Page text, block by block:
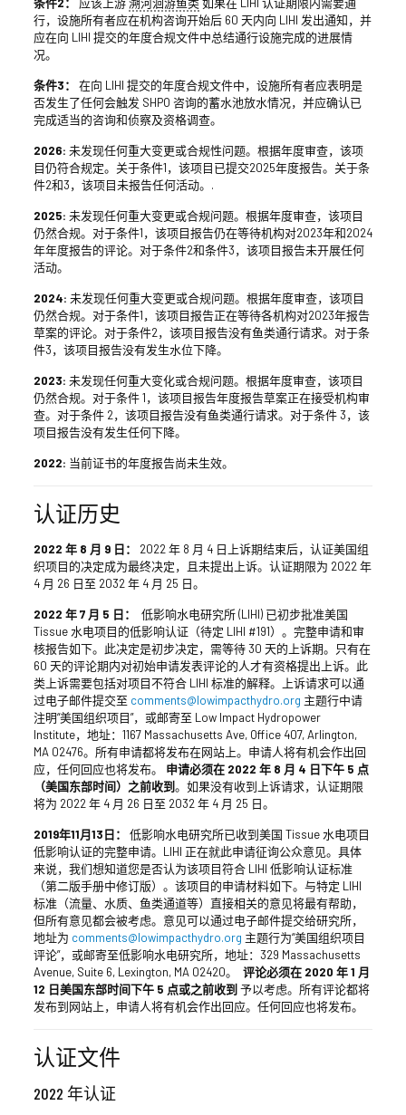
行，设施所有者应在机构咨询开始后 60 天内向 LIHI 发出通知，并
应在向 LIHI 提交的年度合规文件中总结通行设施完成的进展情
况。
条件3：
在向 LIHI 提交的年度合规文件中，设施所有者应表明是
否发生了任何会触发 SHPO 咨询的蓄水池放水情况，并应确认已
完成适当的咨询和侦察及资格调查。
2026: 未发现任何重大变更或合规性问题。根据年度审查，该项
目仍符合规定。关于条件1，该项目已提交2025年度报告。关于条
件2和3，该项目未报告任何活动。.
2025: 未发现任何重大变更或合规问题。根据年度审查，该项目
仍然合规。对于条件1，该项目报告仍在等待机构对2023年和2024
年年度报告的评论。对于条件2和条件3，该项目报告未开展任何
活动。
2024: 未发现任何重大变更或合规问题。根据年度审查，该项目
仍然合规。对于条件1，该项目报告正在等待各机构对2023年报告
草案的评论。对于条件2，该项目报告没有鱼类通行请求。对于条
件3，该项目报告没有发生水位下降。
2023: 未发现任何重大变化或合规问题。根据年度审查，该项目
仍然合规。对于条件 1，该项目报告年度报告草案正在接受机构审
查。对于条件 2，该项目报告没有鱼类通行请求。对于条件 3，该
项目报告没有发生任何下降。
2022: 当前证书的年度报告尚未生效。
认证历史
2022 年 8 月 9 日：
2022 年 8 月 4 日上诉期结束后，认证美国组
织项目的决定成为最终决定，且未提出上诉。认证期限为 2022 年
4 月 26 日至 2032 年 4 月 25 日。
2022 年 7 月 5 日：
低影响水电研究所 (LIHI) 已初步批准美国
Tissue 水电项目的低影响认证（待定 LIHI #191）。完整申请和审
核报告如下。此决定是初步决定，需等待 30 天的上诉期。只有在
60 天的评论期内对初始申请发表评论的人才有资格提出上诉。此
类上诉需要包括对项目不符合 LIHI 标准的解释。上诉请求可以通
过电子邮件提交至 comments@lowimpacthydro.org 主题行中请
注明“美国组织项目”，或邮寄至 Low Impact Hydropower
Institute，地址：1167 Massachusetts Ave, Office 407, Arlington,
MA 02476。所有申请都将发布在网站上。申请人将有机会作出回
应，任何回应也将发布。 申请必须在 2022 年 8 月 4 日下午 5 点
（美国东部时间）之前收到。如果没有收到上诉请求，认证期限
将为 2022 年 4 月 26 日至 2032 年 4 月 25 日。
2019年11月13日： 低影响水电研究所已收到美国 Tissue 水电项目
低影响认证的完整申请。LIHI 正在就此申请征询公众意见。具体
来说，我们想知道您是否认为该项目符合 LIHI 低影响认证标准
（第二版手册中修订版）。该项目的申请材料如下。与特定 LIHI
标准（流量、水质、鱼类通道等）直接相关的意见将最有帮助，
但所有意见都会被考虑。意见可以通过电子邮件提交给研究所，
地址为 comments@lowimpacthydro.org 主题行为“美国组织项目
评论”，或邮寄至低影响水电研究所，地址：329 Massachusetts
Avenue, Suite 6, Lexington, MA 02420。 评论必须在 2020 年 1 月
12 日美国东部时间下午 5 点或之前收到 予以考虑。所有评论都将
发布到网站上，申请人将有机会作出回应。任何回应也将发布。
认证文件
2022 年认证